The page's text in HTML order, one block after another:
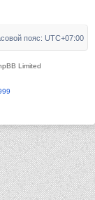
пояс: UTC+07:00
Limited